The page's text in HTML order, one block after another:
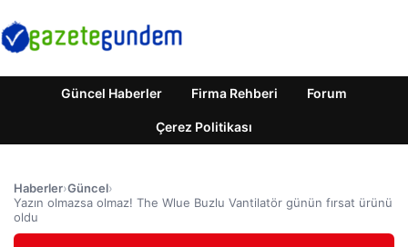
Güncel Haberler Firma Rehberi Forum
Çerez Politikası
Haberler›Güncel›
Yazın olmazsa olmaz! The Wlue Buzlu Vantilatör günün fırsat ürünü
oldu